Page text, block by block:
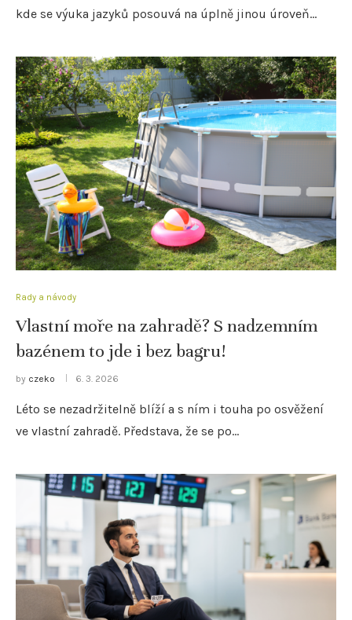
kde se výuka jazyků posouvá na úplně jinou úroveň…
Rady a návody
Vlastní moře na zahradě? S nadzemním
bazénem to jde i bez bagru!
by czeko 6. 3. 2026
Léto se nezadržitelně blíží a s ním i touha po osvěžení
ve vlastní zahradě. Představa, že se po…